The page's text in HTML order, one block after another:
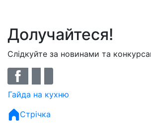
Долучайтеся!
Слідкуйте за новинами та
Гайда на кухню
Стрічка